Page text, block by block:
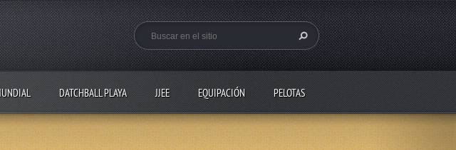
DATCHBALL PLAYA JJEE EQUIPACIÓN PELOTAS